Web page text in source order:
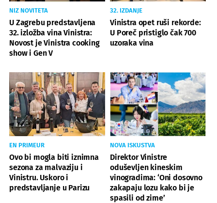
NIZ NOVITETA
U Zagrebu predstavljena
32. izložba vina Vinistra:
Novost je Vinistra cooking
show i Gen V
32. IZDANJE
Vinistra opet ruši rekorde:
U Poreč pristiglo čak 700
uzoraka vina
EN PRIMEUR
Ovo bi mogla biti iznimna
sezona za malvaziju i
Vinistru. Uskoro i
predstavljanje u Parizu
NOVA ISKUSTVA
Direktor Vinistre
oduševljen kineskim
vinogradima: ‘Oni dosovno
zakapaju lozu kako bi je
spasili od zime’